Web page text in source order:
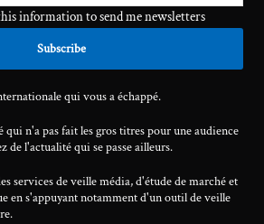
information to send me newsletters
qui vous a échappé.
n'a pas fait les gros titres pour une audience
de l'actualité qui se passe ailleurs.
services de veille média, d'étude de marché et
en s'appuyant notamment d'un outil de veille